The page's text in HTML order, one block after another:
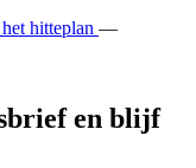
hitteplan —
en blijf